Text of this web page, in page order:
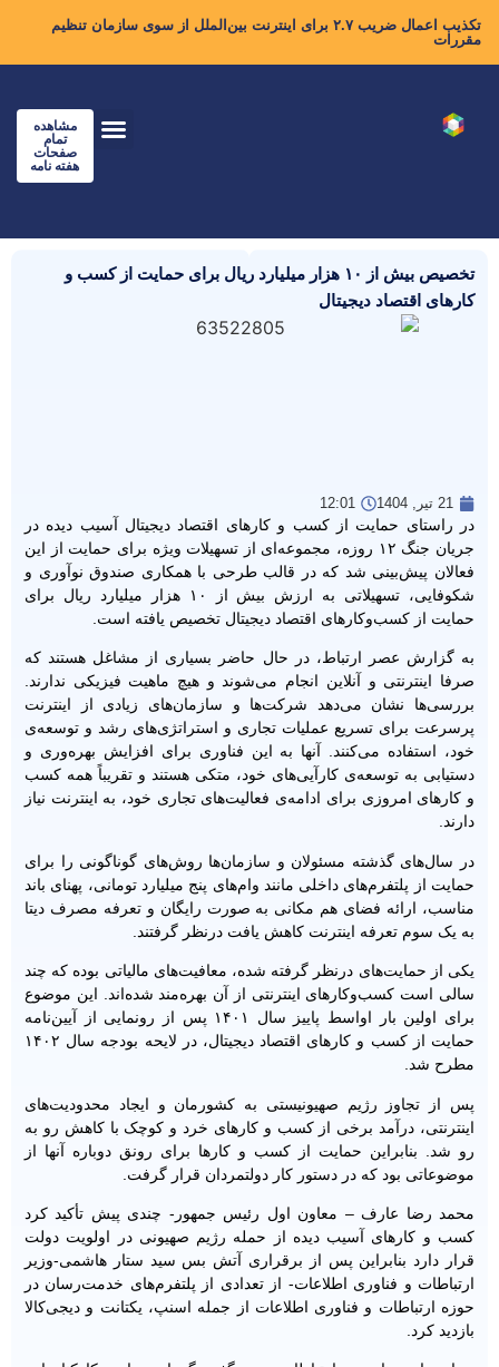
تکذیب اعمال ضریب ۲.۷ برای اینترنت بین‌الملل از سوی سازمان تنظیم
مقررات
مشاهده
تمام
صفحات
هفته نامه
تخصیص بیش از ۱۰ هزار میلیارد ریال برای حمایت از کسب و
کارهای اقتصاد دیجیتال
21 تیر, 1404 12:01
در راستای حمایت از کسب‌ و کارهای اقتصاد دیجیتال آسیب دیده در
جریان جنگ ۱۲ روزه، مجموعه‌ای از تسهیلات ویژه برای حمایت از این
فعالان پیش‌بینی شد که در قالب طرحی با همکاری صندوق نوآوری و
شکوفایی، تسهیلاتی به ارزش بیش از ۱۰ هزار میلیارد ریال برای
حمایت از کسب‌وکارهای اقتصاد دیجیتال تخصیص یافته است.
به گزارش عصر ارتباط، در حال حاضر بسیاری از مشاغل هستند که
صرفا اینترنتی و آنلاین انجام می‌شوند و هیچ ماهیت فیزیکی ندارند.
بررسی‌ها نشان می‌دهد شرکت‌ها و سازمان‌های زیادی از اینترنت
پرسرعت برای تسریع عملیات تجاری و استراتژی‌های رشد و توسعه‌ی
خود، استفاده می‌کنند. آنها به این فناوری برای افزایش بهره‌وری و
دستیابی به توسعه‌ی کارآیی‌های خود، متکی هستند و تقریباً همه کسب‌
و کارهای امروزی برای ادامه‌ی فعالیت‌های تجاری خود، به اینترنت نیاز
دارند.
در سال‌های گذشته مسئولان و سازمان‌ها روش‌های گوناگونی را برای
حمایت از پلتفرم‌های داخلی مانند وام‌های پنج میلیارد تومانی، پهنای باند
مناسب، ارائه فضای هم مکانی به صورت رایگان و تعرفه مصرف دیتا
به یک سوم تعرفه اینترنت کاهش یافت درنظر گرفتند.
یکی از حمایت‌های درنظر گرفته شده، معافیت‌های مالیاتی بوده که چند
سالی است کسب‌وکارهای اینترنتی از آن بهره‌مند شده‌اند. این موضوع
برای اولین بار اواسط پاییز سال ۱۴۰۱ پس از رونمایی از آیین‌نامه
حمایت از کسب و کارهای اقتصاد دیجیتال، در لایحه بودجه سال ۱۴۰۲
مطرح شد.
پس از تجاوز رژیم صهیونیستی به کشورمان و ایجاد محدودیت‌های
اینترنتی، درآمد برخی از کسب‌ و کارهای خرد و کوچک با کاهش رو به
رو شد. بنابراین حمایت از کسب‌ و کارها برای رونق دوباره آنها از
موضوعاتی بود که در دستور کار دولتمردان قرار گرفت.
محمد رضا عارف – معاون اول رئیس جمهور- چندی پیش تأکید کرد
کسب و کارهای آسیب دیده از حمله رژیم صهیونی در اولویت دولت
قرار دارد بنابراین پس از برقراری آتش بس سید ستار هاشمی-وزیر
ارتباطات و فناوری اطلاعات- از تعدادی از پلتفرم‌های خدمت‌رسان در
حوزه ارتباطات و فناوری اطلاعات از جمله اسنپ، یکتانت و دیجی‌کالا
بازدید کرد.